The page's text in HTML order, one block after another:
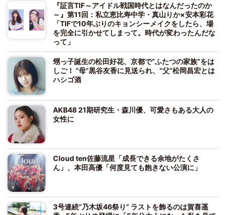
『証言TIF～アイドル戦国時代とはなんだったのか
～』第11回：私立恵比寿中学・真山りか×安本彩花
「TIFで10年ぶりのキョンシーメイクをしたら、場
を完全に引かせてしまって。時代が変わったんだな
って」
甥っ子誕生の松田好花、京都で“ふたつの家族”をは
しご！ “母”黒谷友香に見送られ、“父”松岡昌宏とは
ハシゴ酒
AKB48 21期研究生・森川優、可愛さもある大人の
女性に
Cloud ten佐藤流星「成長できる余地がたくさ
ん」、本田高優「何度見ても飽きない公演に」
3号連続“乃木坂46祭り” ラストを飾るのは賀喜遥